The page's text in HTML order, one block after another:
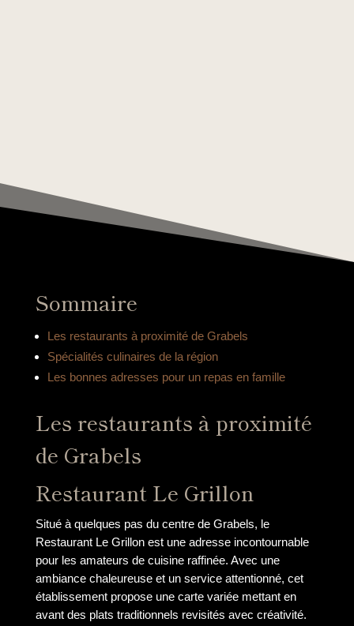
Sommaire
Les restaurants à proximité de Grabels
Spécialités culinaires de la région
Les bonnes adresses pour un repas en famille
Les restaurants à proximité
de Grabels
Restaurant Le Grillon
Situé à quelques pas du centre de Grabels, le
Restaurant Le Grillon est une adresse incontournable
pour les amateurs de cuisine raffinée. Avec une
ambiance chaleureuse et un service attentionné, cet
établissement propose une carte variée mettant en
avant des plats traditionnels revisités avec créativité.